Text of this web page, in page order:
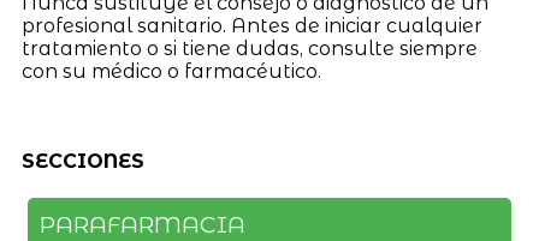
profesional sanitario. Antes de iniciar cualquier
tratamiento o si tiene dudas, consulte siempre
con su médico o farmacéutico.
SECCIONES
PARAFARMACIA